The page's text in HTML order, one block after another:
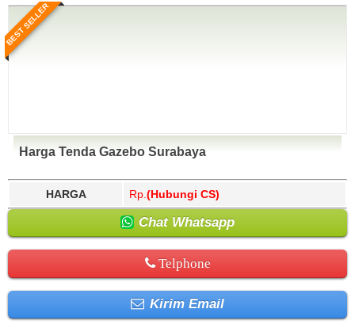
BEST SELLER
Harga Tenda Gazebo Surabaya
HARGA Rp. (Hubungi CS)
Chat Whatsapp
Telphone
Kirim Email